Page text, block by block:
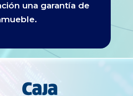
una garantía de